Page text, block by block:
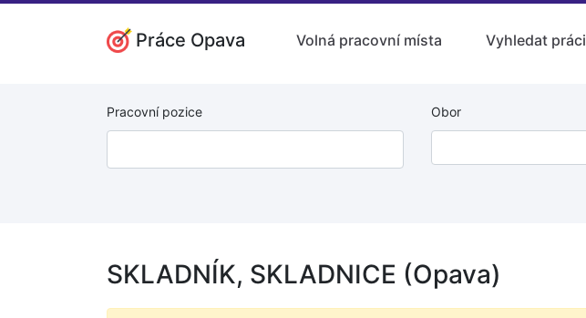
Práce Opava Volná pracovní místa Vyhledat práci
Pracovní pozice Obor
SKLADNÍK, SKLADNICE (Opava)